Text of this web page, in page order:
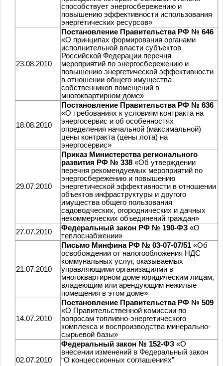
способствует энергосбережению и
повышению эффективности использования
энергетических ресурсов»
23.08.2010
Постановление Правительства РФ № 646
«О принципах формирования органами
исполнительной власти субъектов
Российской Федерации перечня
мероприятий по энергосбережению и
повышению энергетической эффективности
в отношении общего имущества
собственников помещений в
многоквартирном доме»
18.08.2010
Постановление Правительства РФ № 636
«О требованиях к условиям контракта на
энергосервис и об особенностях
определения начальной (максимальной)
цены контракта (цены лота) на
энергосервис»
29.07.2010
Приказ Министерства регионального
развития РФ № 338 «Об утверждении
перечня рекомендуемых мероприятий по
энергосбережению и повышению
энергетической эффективности в отношении
объектов инфраструктуры и другого
имущества общего пользования
садоводческих, огороднических и дачных
некоммерческих объединений граждан»
27.07.2010
Федеральный закон РФ № 190-ФЗ «О
теплоснабжении»
21.07.2010
Письмо Минфина РФ № 03-07-07/51 «Об
освобождении от налогообложения НДС
коммунальных услуг, оказываемых
управляющими организациями в
многоквартирном доме юридическим лицам,
владеющим или арендующим нежилые
помещения в этом доме»
14.07.2010
Постановление Правительства РФ № 509
«О Правительственной комиссии по
вопросам топливно-энергетического
комплекса и воспроизводства минерально-
сырьевой базы»
02.07.2010
Федеральный закон № 152-ФЗ «О
внесении изменений в Федеральный закон
“О концессионных соглашениях”